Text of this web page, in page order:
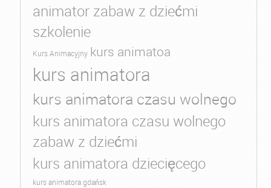
animator zabaw z dziećmi
szkolenie
Kurs Animacyjny kurs animatoa
kurs animatora
kurs animatora czasu wolnego
kurs animatora czasu wolnego
zabaw z dziećmi
kurs animatora dziecięcego
kurs animatora gdańsk